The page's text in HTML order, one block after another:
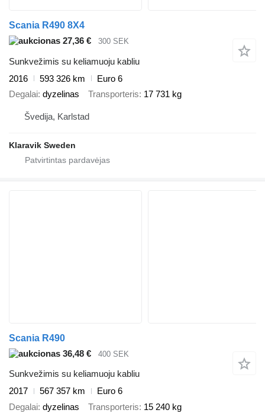
Scania R490 8X4
27,36 €
300 SEK
Sunkvežimis su keliamuoju kabliu
2016
593 326 km
Euro 6
Degalai dyzelinas Transporteris 17 731 kg
Švedija, Karlstad
Klaravik Sweden
Scania R490
36,48 €
400 SEK
Sunkvežimis su keliamuoju kabliu
2017
567 357 km
Euro 6
Degalai dyzelinas Transporteris 15 240 kg